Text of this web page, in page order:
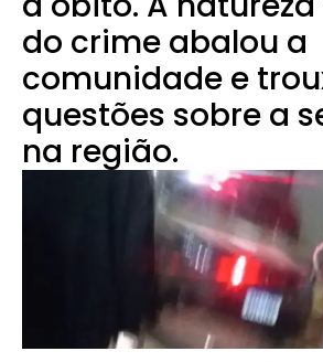
do crime abalou a
comunidade e
questões sobre a
na região.